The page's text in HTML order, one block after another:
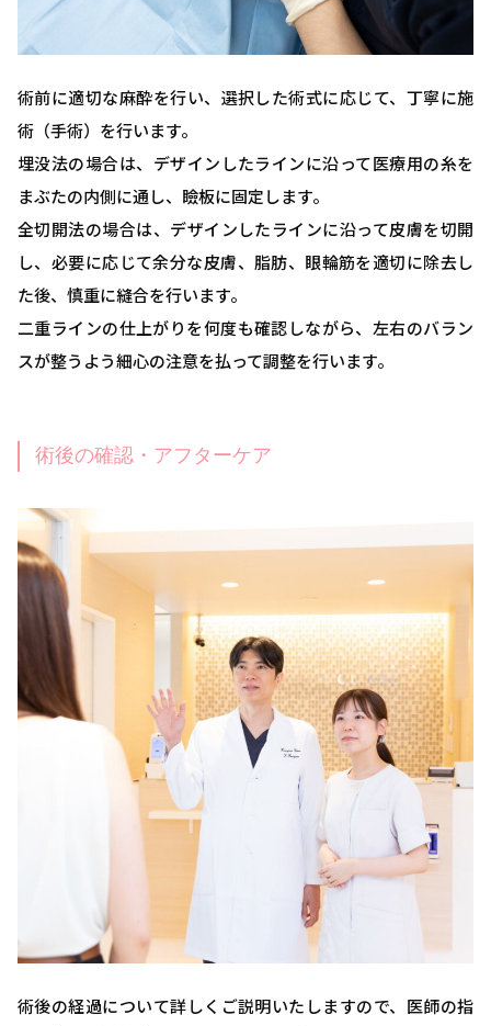
術前に適切な麻酔を行い、選択した術式に応じて、丁寧に施
術（手術）を行います。
埋没法の場合は、デザインしたラインに沿って医療用の糸を
まぶたの内側に通し、瞼板に固定します。
全切開法の場合は、デザインしたラインに沿って皮膚を切開
し、必要に応じて余分な皮膚、脂肪、眼輪筋を適切に除去し
た後、慎重に縫合を行います。
二重ラインの仕上がりを何度も確認しながら、左右のバラン
スが整うよう細心の注意を払って調整を行います。
術後の確認・アフターケア
術後の経過について詳しくご説明いたしますので、医師の指